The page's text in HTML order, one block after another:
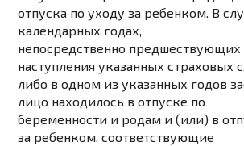
отпуска по уходу за ребенком. В
календарных годах,
непосредственно предшествующих
наступления указанных страховых
либо в одном из указанных годов
лицо находилось в отпуске по
беременности и родам и (или) в
за ребенком, соответствующие